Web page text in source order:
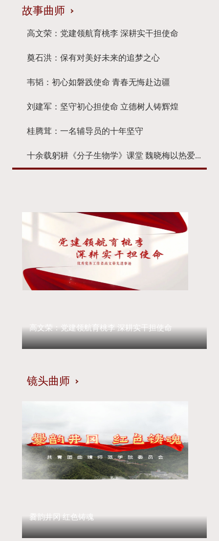
故事曲师
高文荣：党建领航育桃李 深耕实干担使命
奠石洪：保有对美好未来的追梦之心
韦韬：初心如磐践使命 青春无悔赴边疆
刘建军：坚守初心担使命 立德树人铸辉煌
桂腾茸：一名辅导员的十年坚守
十余载躬耕《分子生物学》课堂 魏晓梅以热爱...
高文荣：党建领航育桃李 深耕实干担使命
镜头曲师
爨韵井冈 红色铸魂